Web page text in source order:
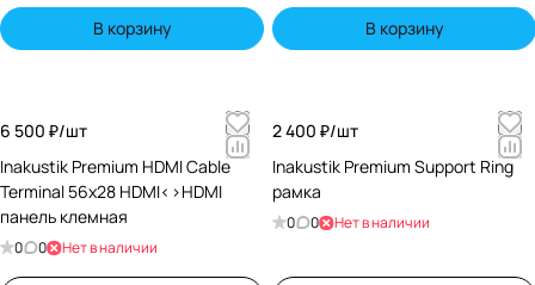
В корзину В корзину
6 500 ₽/шт
Inakustik Premium HDMI Cable
Terminal 56x28 HDMI<>HDMI
панель клемная
0 0 Нет в наличии
2 400 ₽/шт
Inakustik Premium Support Ring
рамка
0 0 Нет в наличии